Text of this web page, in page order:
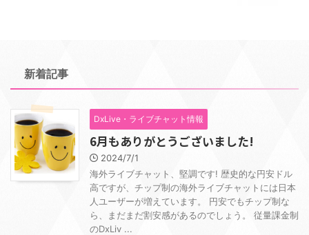
新着記事
DxLive・ライブチャット情報
6月もありがとうございました!
2024/7/1
海外ライブチャット、堅調です! 歴史的な円安ドル
高ですが、チップ制の海外ライブチャットには日本
人ユーザーが増えています。 円安でもチップ制な
ら、まだまだ割安感があるのでしょう。 従量課金制
のDxLiv ...